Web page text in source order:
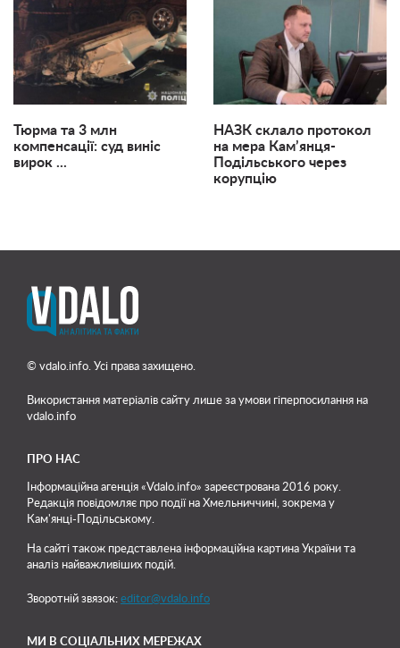
Тюрма та 3 млн
компенсації: суд виніс
вирок ...
НАЗК склало протокол
на мера Кам’янця-
Подільського через
корупцію
© vdalo.info. Усі права захищено.
Використання матеріалів сайту лише за умови гіперпосилання на
vdalo.info
ПРО НАС
Інформаційна агенція «Vdalo.info» зареєстрована 2016 року.
Редакція повідомляє про події на Хмельниччині, зокрема у
Кам'янці-Подільському.
На сайті також представлена інформаційна картина України та
аналіз найважливіших подій.
Зворотній звязок: editor@vdalo.info
МИ В СОЦІАЛЬНИХ МЕРЕЖАХ